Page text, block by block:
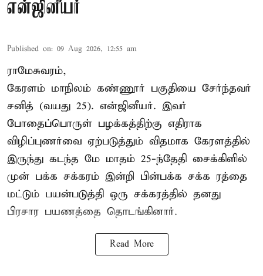
என்ஜினீயர்
Published on: 09 Aug 2026, 12:55 am
ராமேசுவரம்,
கேரளம் மாநிலம் கண்ணூர் பகுதியை சேர்ந்தவர்
சனித் (வயது 25). என்ஜினீயர். இவர்
போதைப்பொருள் பழக்கத்திற்கு எதிராக
விழிப்புணர்வை ஏற்படுத்தும் விதமாக கேரளத்தில்
இருந்து கடந்த மே மாதம் 25-ந்தேதி சைக்கிளில்
முன் பக்க சக்கரம் இன்றி பின்பக்க சக்க ரத்தை
மட்டும் பயன்படுத்தி ஒரு சக்கரத்தில் தனது
பிரசார பயணத்தை தொடங்கினார்.
Read More